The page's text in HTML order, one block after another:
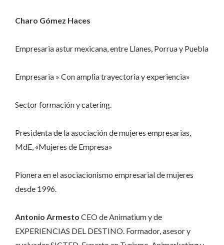
Charo Gómez Haces
Empresaria astur mexicana, entre Llanes, Porrua y Puebla
Empresaria » Con amplia trayectoria y experiencia»
Sector formación y catering.
Presidenta de la asociación de mujeres empresarias,
MdE, «Mujeres de Empresa»
Pionera en el asociacionismo empresarial de mujeres
desde 1996.
Antonio Armesto CEO de Animatium y de
EXPERIENCIAS DEL DESTINO. Formador, asesor y